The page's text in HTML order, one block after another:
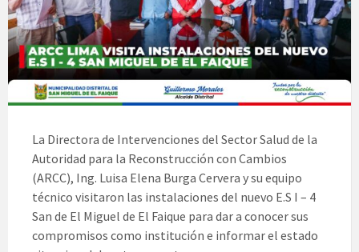
La Directora de Intervenciones del Sector Salud de la
Autoridad para la Reconstrucción con Cambios
(ARCC), Ing. Luisa Elena Burga Cervera y su equipo
técnico visitaron las instalaciones del nuevo E.S I – 4
San de El Miguel de El Faique para dar a conocer sus
compromisos como institución e informar el estado